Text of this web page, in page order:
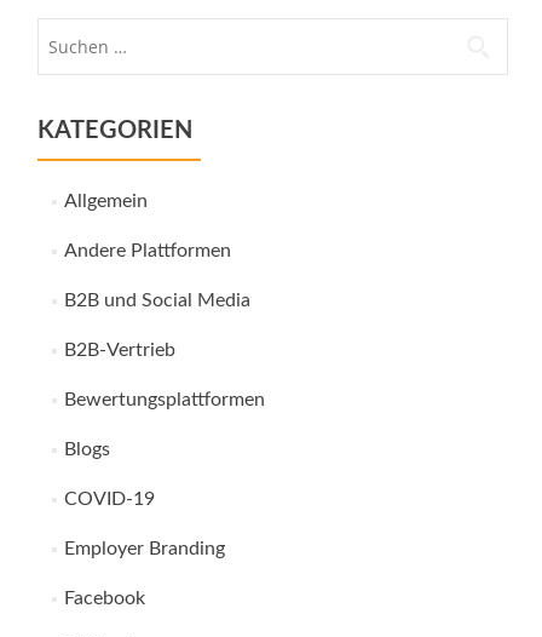
KATEGORIEN
Allgemein
Andere Plattformen
B2B und Social Media
B2B-Vertrieb
Bewertungsplattformen
Blogs
COVID-19
Employer Branding
Facebook